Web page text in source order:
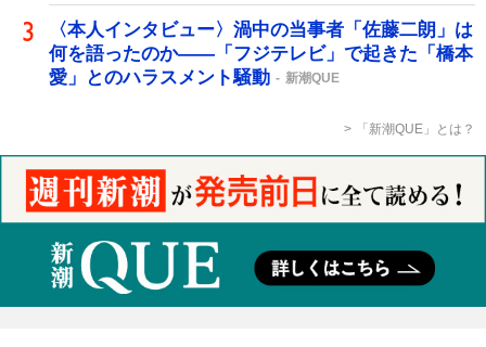
〈本人インタビュー〉渦中の当事者「佐藤二朗」は
何を語ったのか――「フジテレビ」で起きた「橋本
愛」とのハラスメント騒動
新潮QUE
「新潮QUE」とは？